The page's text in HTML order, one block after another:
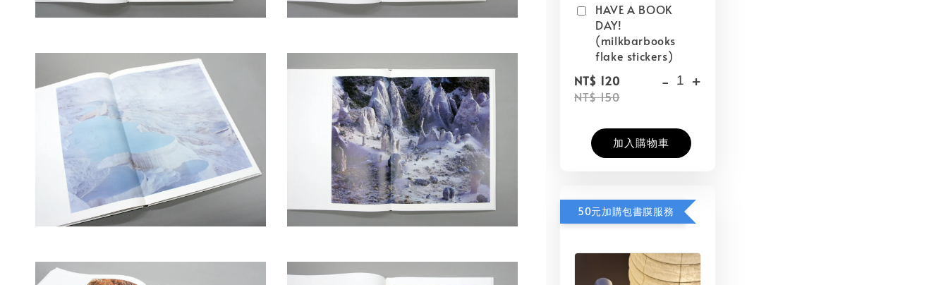
HAVE A BOOK
DAY!
(milkbarbooks
flake stickers)
NT$ 120
NT$ 150
- +
加入購物車
50元加購包書膜服務